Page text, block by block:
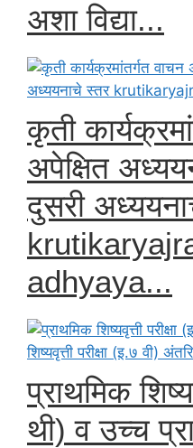
अशा विद्या...
कृती
अपेक्षित
दुसरी
adhyaya...
प्राथमिक
थी) व उच्च